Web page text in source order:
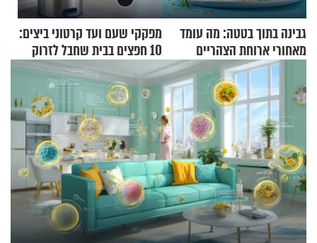
גבינה בתוך בטטה: מה עומד
מאחורי ארוחת הצהריים
שכבשה את הרשת?
מפקקי שעם ועד קרטוני ביצים:
10 חפצים בבית שחבל לזרוק
לפח